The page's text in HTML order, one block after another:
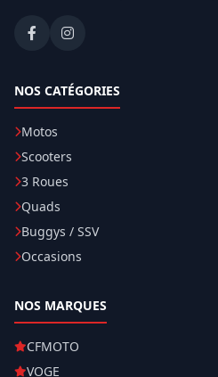
NOS CATÉGORIES
Motos
Scooters
3 Roues
Quads
Buggys / SSV
Occasions
NOS MARQUES
CFMOTO
VOGE